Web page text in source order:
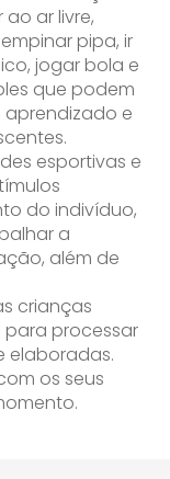
ar livre,
pipa, ir
jogar bola e
que podem
aprendizado e
esportivas e
do indivíduo,
a
além de
crianças
processar
elaboradas.
os seus